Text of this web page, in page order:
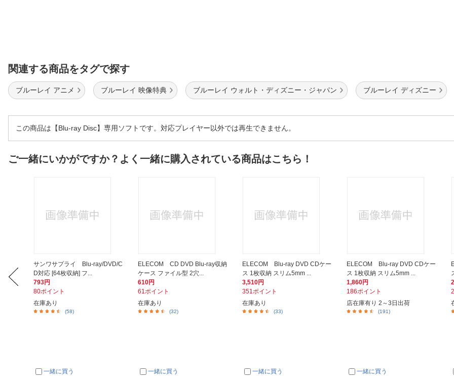
関連する商品をタグで探す
ブルーレイ アニメ ブルーレイ 映像特典 ブルーレイ ウォルト・ディズニー・ジャパン ブルーレイ ディズニー
この商品は【Blu-ray Disc】専用ソフトです。対応プレイヤー以外では再生できません。
ご一緒にいかがですか？よく一緒に購入されている商品はこちら！
サンワサプライ Blu-ray/DVD/C
D対応 [64枚収納] フ...
793円
80ポイント
在庫あり
(58)
一緒に買う
ELECOM CD DVD Blu-ray収納
ケース ファイル型 2穴...
610円
61ポイント
在庫あり
(32)
一緒に買う
ELECOM Blu-ray DVD CDケー
ス 1枚収納 スリム5mm ...
3,510円
351ポイント
在庫あり
(33)
一緒に買う
ELECOM Blu-ray DVD CDケー
ス 1枚収納 スリム5mm ...
1,860円
186ポイント
店在庫有り 2～3日出荷
(191)
一緒に買う